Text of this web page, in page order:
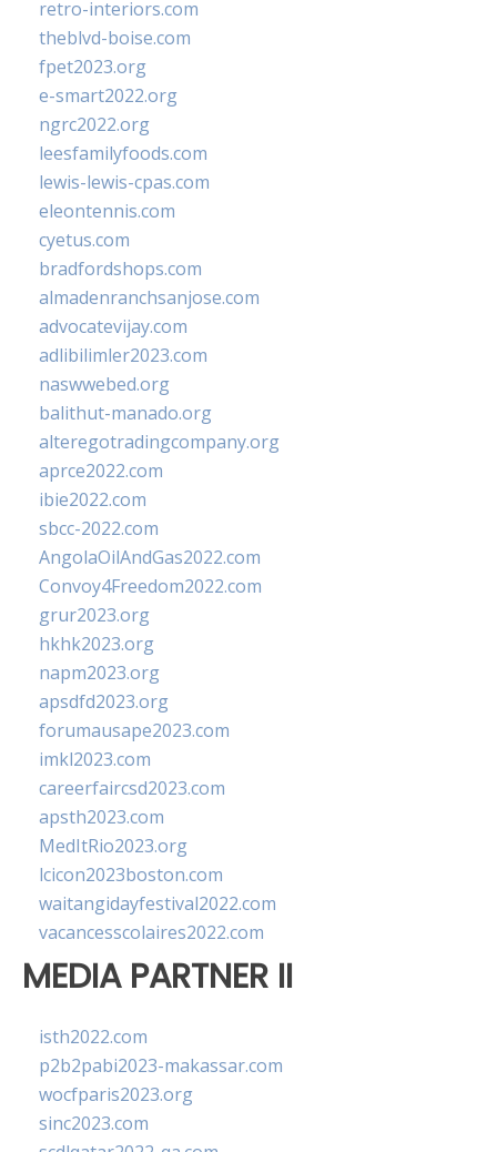
retro-interiors.com
theblvd-boise.com
fpet2023.org
e-smart2022.org
ngrc2022.org
leesfamilyfoods.com
lewis-lewis-cpas.com
eleontennis.com
cyetus.com
bradfordshops.com
almadenranchsanjose.com
advocatevijay.com
adlibilimler2023.com
naswwebed.org
balithut-manado.org
alteregotradingcompany.org
aprce2022.com
ibie2022.com
sbcc-2022.com
AngolaOilAndGas2022.com
Convoy4Freedom2022.com
grur2023.org
hkhk2023.org
napm2023.org
apsdfd2023.org
forumausape2023.com
imkl2023.com
careerfaircsd2023.com
apsth2023.com
MedItRio2023.org
lcicon2023boston.com
waitangidayfestival2022.com
vacancesscolaires2022.com
MEDIA PARTNER II
isth2022.com
p2b2pabi2023-makassar.com
wocfparis2023.org
sinc2023.com